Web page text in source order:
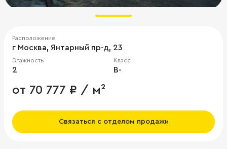
Расположение
г Москва, Янтарный пр-д, 23
Этажность
2
Класс
B-
от 70 777 ₽ / м²
Связаться с отделом продажи